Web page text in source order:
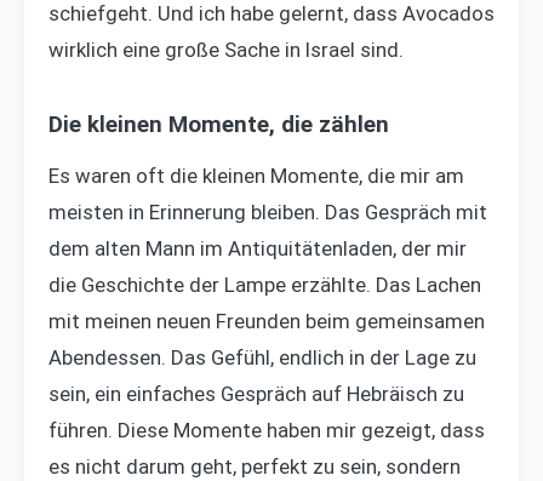
schiefgeht. Und ich habe gelernt, dass Avocados
wirklich eine große Sache in Israel sind.
Die kleinen Momente, die zählen
Es waren oft die kleinen Momente, die mir am
meisten in Erinnerung bleiben. Das Gespräch mit
dem alten Mann im Antiquitätenladen, der mir
die Geschichte der Lampe erzählte. Das Lachen
mit meinen neuen Freunden beim gemeinsamen
Abendessen. Das Gefühl, endlich in der Lage zu
sein, ein einfaches Gespräch auf Hebräisch zu
führen. Diese Momente haben mir gezeigt, dass
es nicht darum geht, perfekt zu sein, sondern